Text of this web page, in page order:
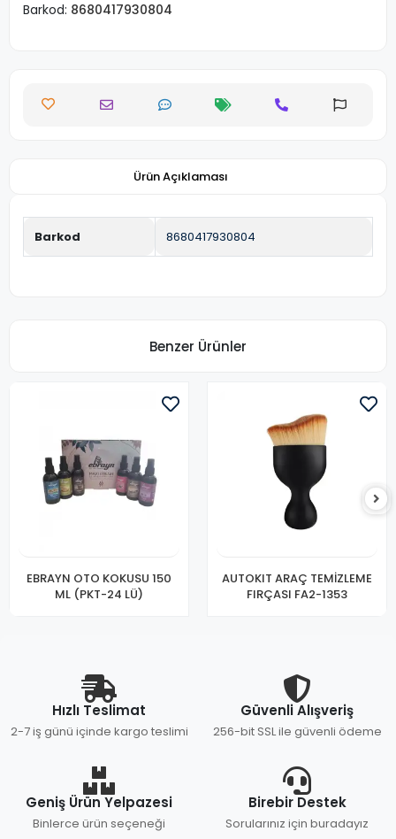
Barkod: 8680417930804
Ürün Açıklaması
Barkod 8680417930804
Benzer Ürünler
EBRAYN OTO KOKUSU 150
ML (PKT-24 LÜ)
AUTOKIT ARAÇ TEMİZLEME
FIRÇASI FA2-1353
Hızlı Teslimat
2-7 iş günü içinde kargo teslimi
Güvenli Alışveriş
256-bit SSL ile güvenli ödeme
Geniş Ürün Yelpazesi
Binlerce ürün seçeneği
Birebir Destek
Sorularınız için buradayız